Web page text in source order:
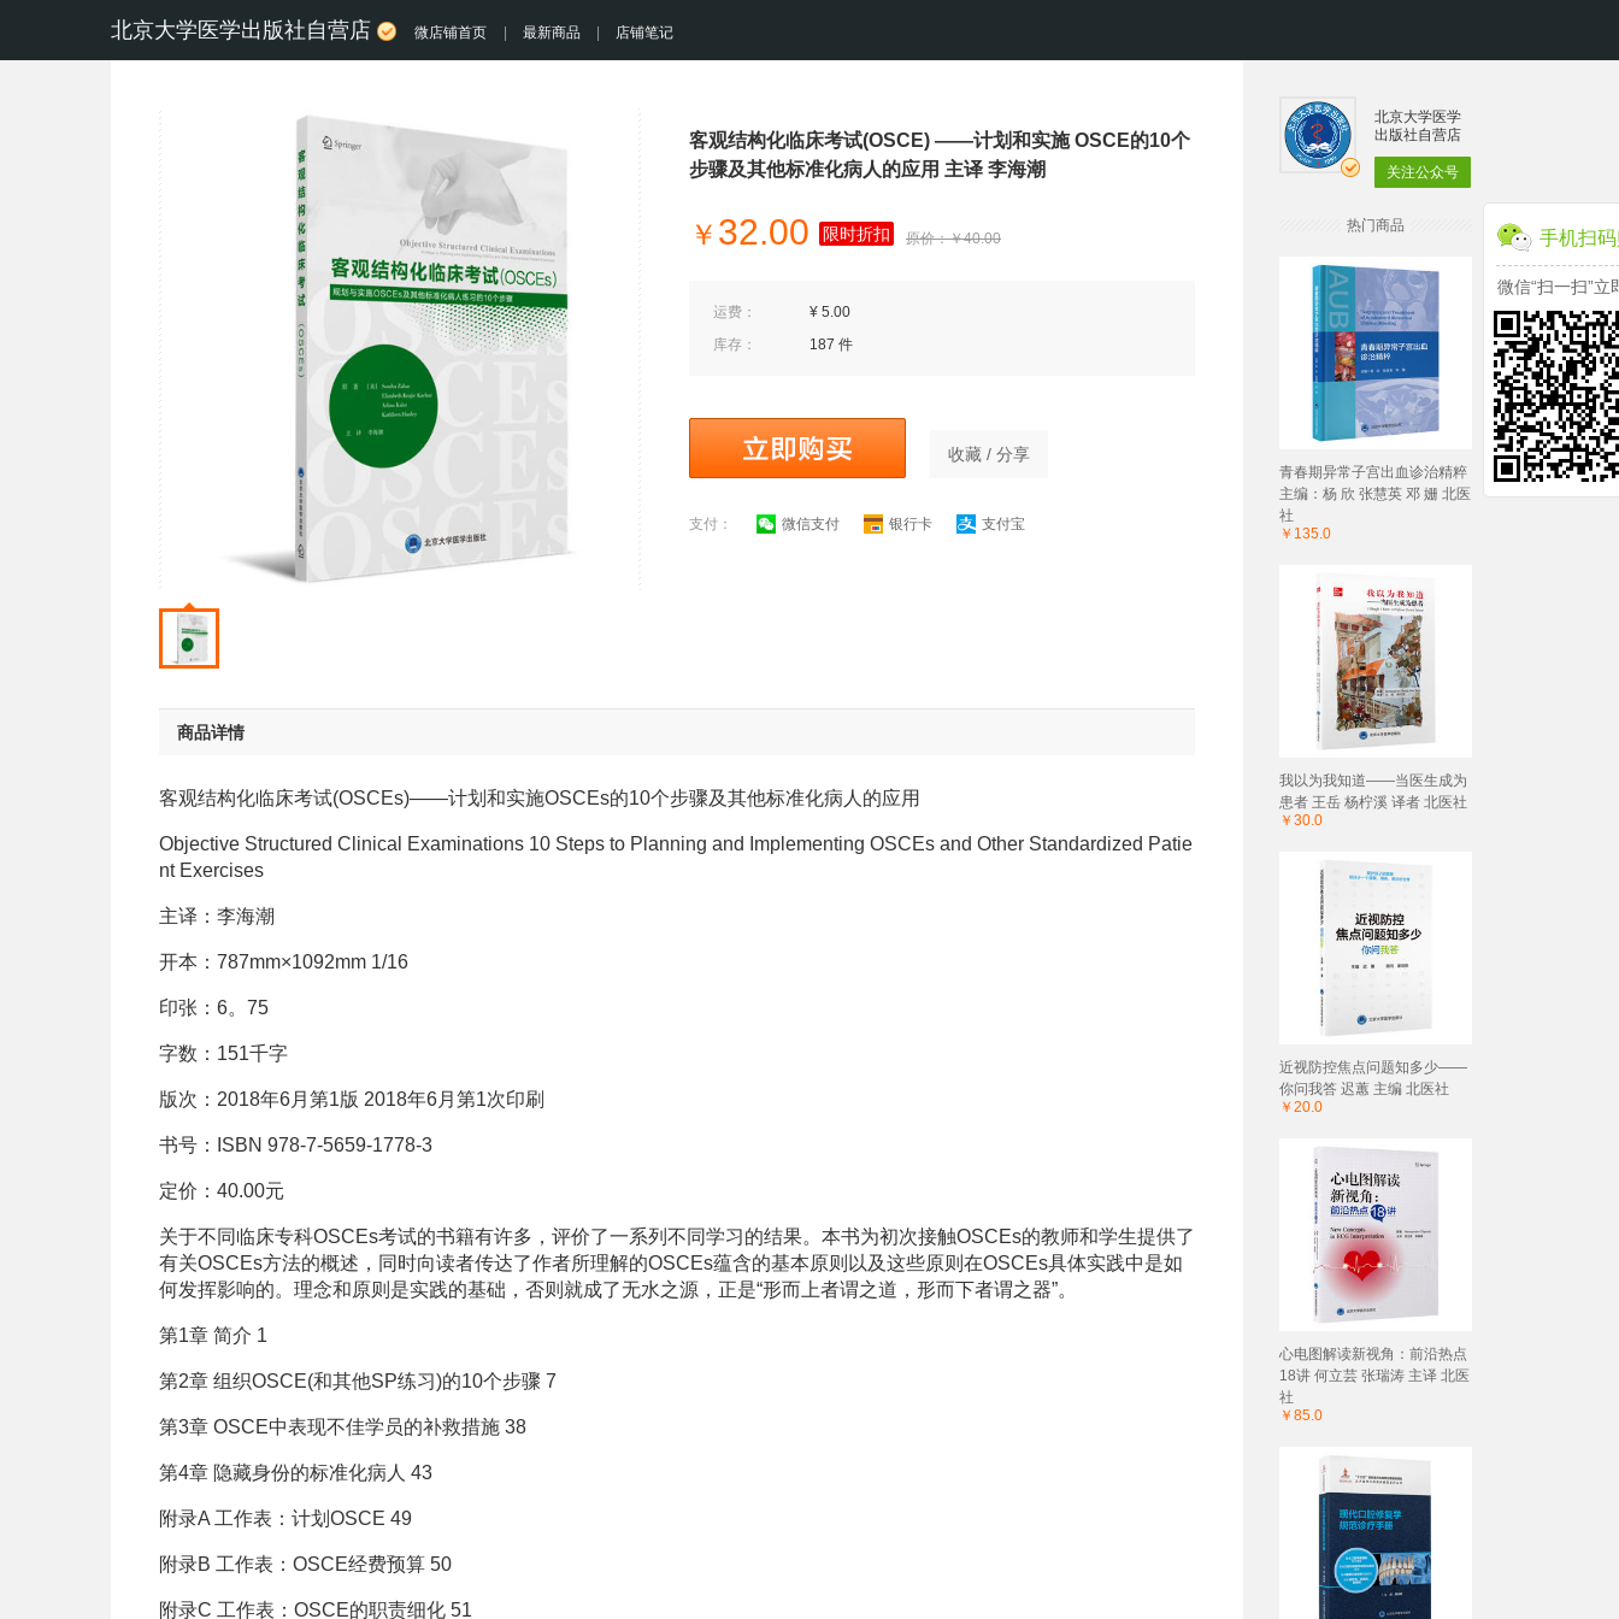
北京大学医学出版社自营店 微店铺首页 最新商品 店铺笔记
客观结构化临床考试(OSCE) ——计划和实施 OSCE的10个
步骤及其他标准化病人的应用 主译 李海潮
￥ 32.00 限时折扣 原价：￥40.00
运费：
¥ 5.00
库存：
187 件
收藏 / 分享
支付： 微信支付 银行卡 支付宝
商品详情
客观结构化临床考试(OSCEs)——计划和实施OSCEs的10个步骤及其他标准化病人的应用
Objective Structured Clinical Examinations 10 Steps to Planning and Implementing OSCEs and Other Standardized Patie
nt Exercises
主译：李海潮
开本：787mm×1092mm 1/16
印张：6。75
字数：151千字
版次：2018年6月第1版 2018年6月第1次印刷
书号：ISBN 978-7-5659-1778-3
定价：40.00元
关于不同临床专科OSCEs考试的书籍有许多，评价了一系列不同学习的结果。本书为初次接触OSCEs的教师和学生提供了
有关OSCEs方法的概述，同时向读者传达了作者所理解的OSCEs蕴含的基本原则以及这些原则在OSCEs具体实践中是如
何发挥影响的。理念和原则是实践的基础，否则就成了无水之源，正是“形而上者谓之道，形而下者谓之器”。
第1章 简介 1
第2章 组织OSCE(和其他SP练习)的10个步骤 7
第3章 OSCE中表现不佳学员的补救措施 38
第4章 隐藏身份的标准化病人 43
附录A 工作表：计划OSCE 49
附录B 工作表：OSCE经费预算 50
附录C 工作表：OSCE的职责细化 51
北京大学医学
出版社自营店
关注公众号
热门商品
青春期异常子宫出血诊治精粹
主编：杨 欣 张慧英 邓 姗 北医
社
￥135.0
我以为我知道——当医生成为
患者 王岳 杨柠溪 译者 北医社
￥30.0
近视防控焦点问题知多少——
你问我答 迟蕙 主编 北医社
￥20.0
心电图解读新视角：前沿热点
18讲 何立芸 张瑞涛 主译 北医
社
￥85.0
手机扫
微信“扫一扫”立